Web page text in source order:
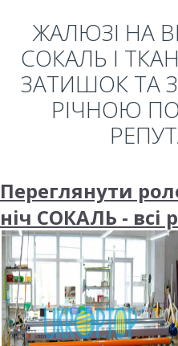
ЖАЛЮЗІ НА
СОКАЛЬ І
ЗАТИШОК ТА
РІЧНОЮ
Переглянути
ніч СОКАЛЬ - всі